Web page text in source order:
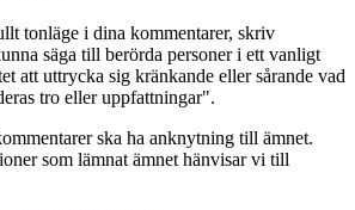
tonläge i dina kommentarer, skriv
säga till berörda personer i ett vanligt
att uttrycka sig kränkande eller sårande vad
tro eller uppfattningar".
ska ha anknytning till ämnet.
som lämnat ämnet hänvisar vi till